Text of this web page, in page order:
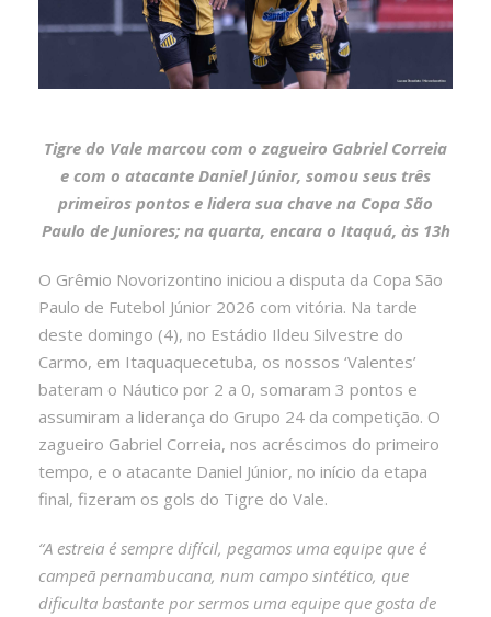
Tigre do Vale marcou com o zagueiro Gabriel Correia
e com o atacante Daniel Júnior, somou seus três
primeiros pontos e lidera sua chave na Copa São
Paulo de Juniores; na quarta, encara o Itaquá, às 13h
O Grêmio Novorizontino iniciou a disputa da Copa São
Paulo de Futebol Júnior 2026 com vitória. Na tarde
deste domingo (4), no Estádio Ildeu Silvestre do
Carmo, em Itaquaquecetuba, os nossos ‘Valentes’
bateram o Náutico por 2 a 0, somaram 3 pontos e
assumiram a liderança do Grupo 24 da competição. O
zagueiro Gabriel Correia, nos acréscimos do primeiro
tempo, e o atacante Daniel Júnior, no início da etapa
final, fizeram os gols do Tigre do Vale.
“A estreia é sempre difícil, pegamos uma equipe que é
campeã pernambucana, num campo sintético, que
dificulta bastante por sermos uma equipe que gosta de